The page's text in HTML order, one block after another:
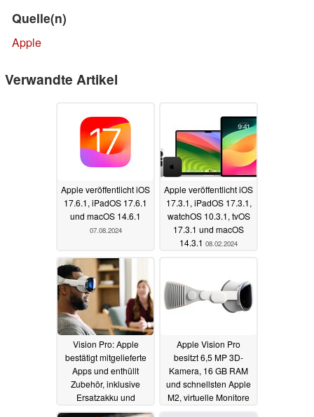
Quelle(n)
Apple
Verwandte Artikel
Apple veröffentlicht iOS
17.6.1, iPadOS 17.6.1
und macOS 14.6.1
07.08.2024
Apple veröffentlicht iOS
17.3.1, iPadOS 17.3.1,
watchOS 10.3.1, tvOS
17.3.1 und macOS
14.3.1 08.02.2024
Vision Pro: Apple
bestätigt mitgelieferte
Apps und enthüllt
Zubehör, inklusive
Ersatzakku und
Transporttasche
Apple Vision Pro
besitzt 6,5 MP 3D-
Kamera, 16 GB RAM
und schnellsten Apple
M2, virtuelle Monitore